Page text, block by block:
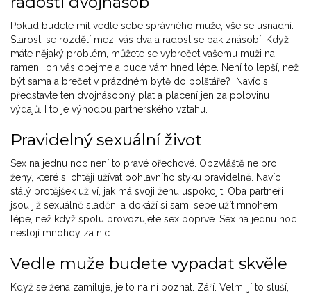
Pokud budete mít vedle sebe správného muže, vše se usnadní.
Starosti se rozdělí mezi vás dva a radost se pak znásobí. Když
máte nějaký problém, můžete se vybrečet vašemu muži na
rameni, on vás obejme a bude vám hned lépe. Není to lepší, než
být sama a brečet v prázdném bytě do polštáře? Navíc si
představte ten dvojnásobný plat a placení jen za polovinu
výdajů. I to je výhodou partnerského vztahu.
Pravidelný sexuální život
Sex na jednu noc není to pravé ořechové. Obzvláště ne pro
ženy, které si chtějí užívat pohlavního styku pravidelně. Navíc
stálý protějšek už ví, jak má svoji ženu uspokojit. Oba partneři
jsou již sexuálně sladěni a dokáží si sami sebe užít mnohem
lépe, než když spolu provozujete sex poprvé. Sex na jednu noc
nestojí mnohdy za nic.
Vedle muže budete vypadat skvěle
Když se žena zamiluje, je to na ní poznat. Září. Velmi jí to sluší,